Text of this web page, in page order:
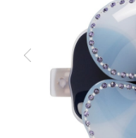
トピックス
ヘアアレンジ動画
ヒストリー